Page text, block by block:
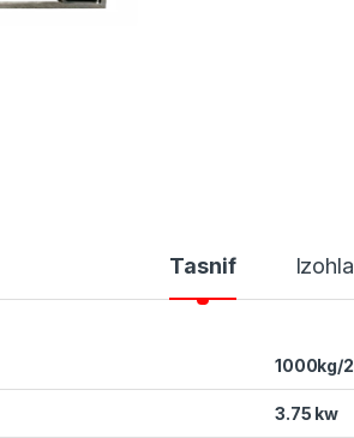
Tasnif
1000kg/
3.75 kw